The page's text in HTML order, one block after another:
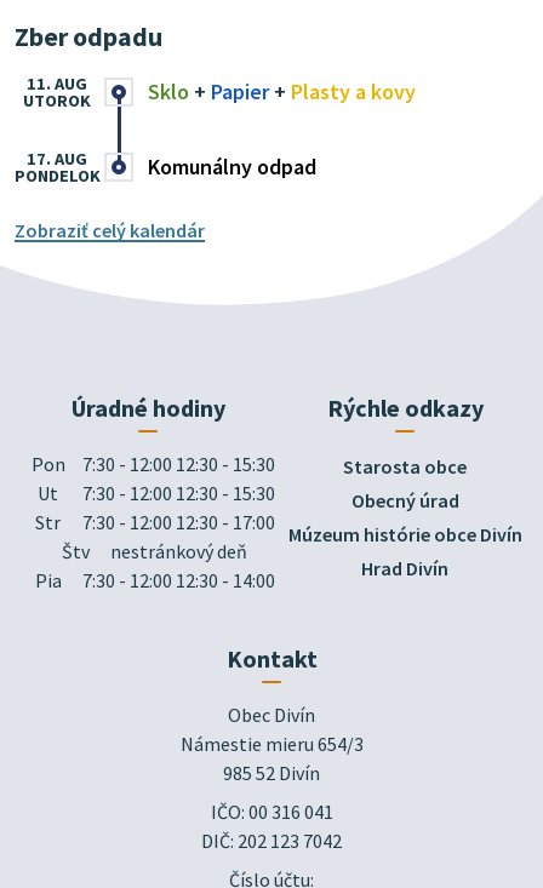
Zber odpadu
Sklo + Papier+ Plasty a kovy
11. AUG
UTOROK
Komunálny odpad
17. AUG
PONDELOK
Zobraziť celý kalendár
Úradné hodiny
Pon
7:30 - 12:00 12:30 - 15:30
Ut
7:30 - 12:00 12:30 - 15:30
Str
7:30 - 12:00 12:30 - 17:00
Štv
nestránkový deň
Pia
7:30 - 12:00 12:30 - 14:00
Rýchle odkazy
Starosta obce
Obecný úrad
Múzeum histórie obce Divín
Hrad Divín
Kontakt
Obec Divín
Námestie mieru 654/3
985 52 Divín
IČO: 00 316 041
DIČ: 202 123 7042
Číslo účtu: